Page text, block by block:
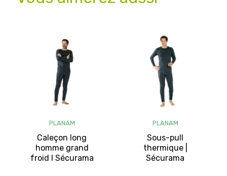
PLANAM
Caleçon long
homme grand
froid I Sécurama
PLANAM
Sous-pull
thermique |
Sécurama